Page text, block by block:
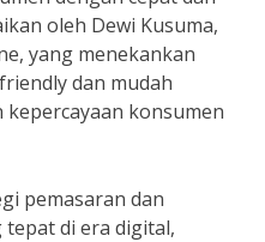
oleh Dewi Kusuma,
yang menekankan
dan mudah
konsumen
pemasaran dan
di era digital,